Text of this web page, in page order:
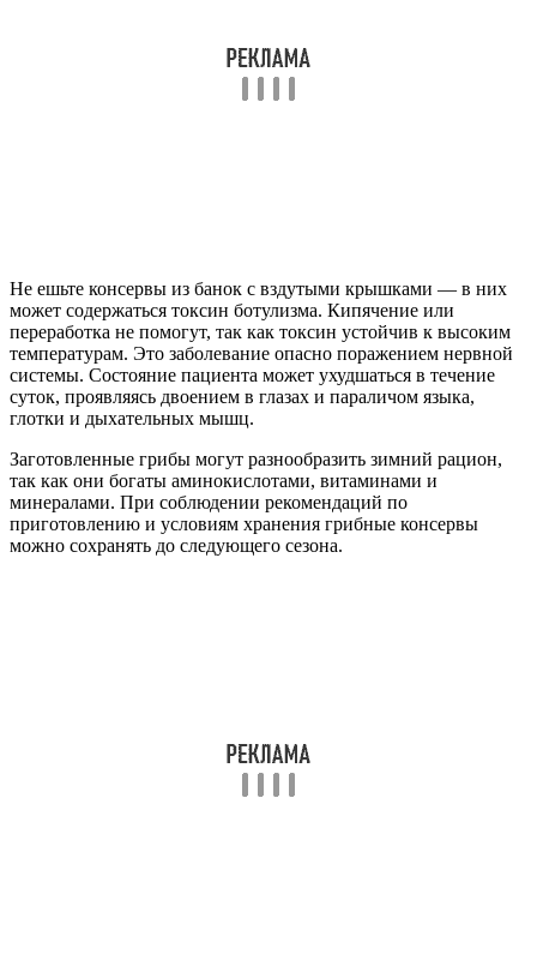
Не ешьте консервы из банок с вздутыми крышками — в них
может содержаться токсин ботулизма. Кипячение или
переработка не помогут, так как токсин устойчив к высоким
температурам. Это заболевание опасно поражением нервной
системы. Состояние пациента может ухудшаться в течение
суток, проявляясь двоением в глазах и параличом языка,
глотки и дыхательных мышц.
Заготовленные грибы могут разнообразить зимний рацион,
так как они богаты аминокислотами, витаминами и
минералами. При соблюдении рекомендаций по
приготовлению и условиям хранения грибные консервы
можно сохранять до следующего сезона.